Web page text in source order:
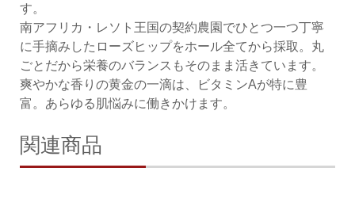
す。
南アフリカ・レソト王国の契約農園でひとつ一つ丁寧
に手摘みしたローズヒップをホール全てから採取。丸
ごとだから栄養のバランスもそのまま活きています。
爽やかな香りの黄金の一滴は、ビタミンAが特に豊
富。あらゆる肌悩みに働きかけます。
関連商品